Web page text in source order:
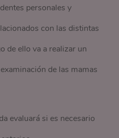
personales y
con las distintas
de ello va a realizar un
de las mamas
evaluará si es necesario